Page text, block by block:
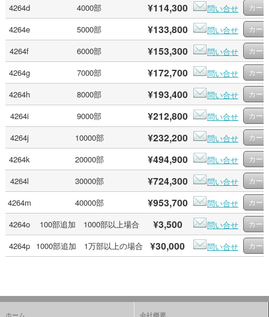
4264d
4000部 ¥114,300
問い合せ
4264e
5000部 ¥133,800
問い合せ
4264f
6000部 ¥153,300
問い合せ
4264g
7000部 ¥172,700
問い合せ
4264h
8000部 ¥193,400
問い合せ
4264i
9000部 ¥212,800
問い合せ
4264j
10000部 ¥232,200
問い合せ
4264k
20000部 ¥494,900
問い合せ
4264l
30000部 ¥724,300
問い合せ
4264m
40000部 ¥953,700
問い合せ
4264o
100部追加 1000部以上場合 ¥3,500
問い合せ
4264p 1000部追加 1万部以上の場合 ¥30,000 問い合せ
ホーム 会社概要